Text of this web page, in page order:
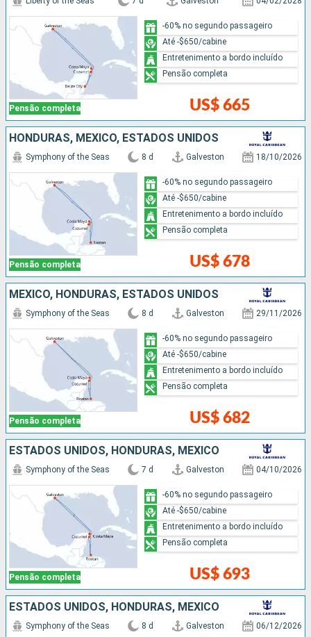
Pensão completa US$ 665
-60% no segundo passageiro
Até -$650/cabine
Entretenimento a bordo incluído
Pensão completa
HONDURAS, MÉXICO, ESTADOS UNIDOS
Pensão completa
Symphony of the Seas 8 d Galveston 18/10/2026
US$ 678
-60% no segundo passageiro
Até -$650/cabine
Entretenimento a bordo incluído
Pensão completa
MÉXICO, HONDURAS, ESTADOS UNIDOS
Pensão completa
Symphony of the Seas 8 d Galveston 29/11/2026
US$ 682
-60% no segundo passageiro
Até -$650/cabine
Entretenimento a bordo incluído
Pensão completa
ESTADOS UNIDOS, HONDURAS, MÉXICO
Pensão completa
Symphony of the Seas 7 d Galveston 04/10/2026
US$ 693
-60% no segundo passageiro
Até -$650/cabine
Entretenimento a bordo incluído
Pensão completa
ESTADOS UNIDOS, HONDURAS, MÉXICO
Symphony of the Seas 8 d Galveston 06/12/2026